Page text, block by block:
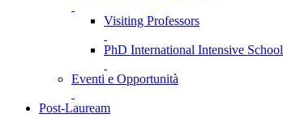
Visiting Professors
PhD International Intensive School
Eventi e Opportunità
Post-Lauream